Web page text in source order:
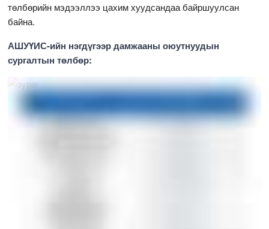
төлбөрийн мэдээллээ цахим хуудсандаа байршуулсан
байна.
АШУҮИС-ийн нэгдүгээр дамжааны оюутнуудын
сургалтын төлбөр: